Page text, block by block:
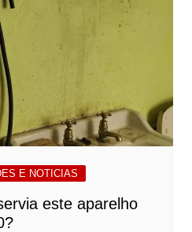
E NOTICIAS
este aparelho